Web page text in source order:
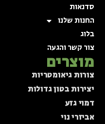
סדנאות
החנות שלנו
בלוג
צור קשר והגעה
מוצרים
צורות גיאומטריות
יצירות בטון גדולות
דמוי גזע
אביזרי נוי